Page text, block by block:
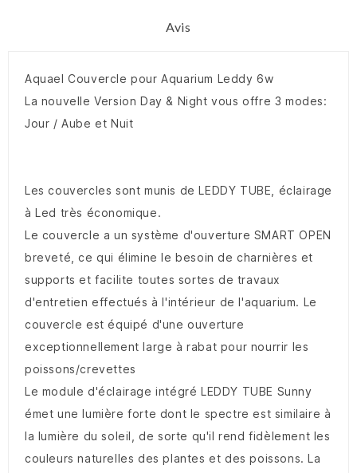
Avis
Aquael Couvercle pour Aquarium Leddy 6w
La nouvelle Version Day & Night vous offre 3 modes:
Jour / Aube et Nuit
Les couvercles sont munis deLEDDY TUBE, éclairage
à Led très économique.
Le couvercle a un système d'ouverture SMART OPEN
breveté, ce qui élimine le besoin de charnières et
supports et facilite toutes sortes de travaux
d'entretien effectués à l'intérieur de l'aquarium. Le
couvercle est équipé d'une ouverture
exceptionnellement large à rabat pour nourrir les
poissons/crevettes
Le module d'éclairage intégré LEDDY TUBE Sunny
émet une lumière forte dont le spectre est similaire à
la lumière du soleil, de sorte qu'il rend fidèlement les
couleurs naturelles des plantes et des poissons.La